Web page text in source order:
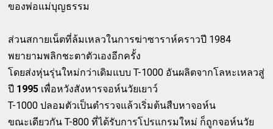
ของพ่อแม่บุญธรรม
ส่วนสกายเน็ตที่ล้มเหลวในการฆ่าซาราห์คราวปี 1984
พยายามพลิกชะตาตัวเองอีกครั้ง
โดยส่งหุ่นรุ่นใหม่กว่าเดิมแบบ T-1000 อันผลิตจากโลหะเหลวสู่
ปี 1995 เพื่อหวังสังหารจอห์นวัยเยาว์
T-1000 ปลอมตัวเป็นตำรวจแล้วเริ่มต้นสืบหาจอห์น
ขณะเดียวกัน T-800 ที่ได้รับการโปรแกรมใหม่ ก็ถูกจอห์นวัย